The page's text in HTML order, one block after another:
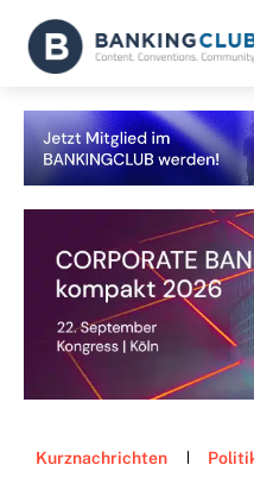
Kurznachrichten